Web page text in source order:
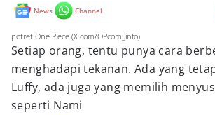
News Channel
potret One Piece (X.com/OPcom_info)
Setiap orang, tentu punya cara
menghadapi tekanan. Ada yang
Luffy, ada juga yang memilih
seperti Nami